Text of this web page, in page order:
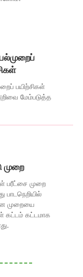
பயிற்சிகள்
மேம்படுத்த
முறை
பரீட்சை முறை
பாடநெறியில்
முறையை
கட்டம் கட்டமாக
.